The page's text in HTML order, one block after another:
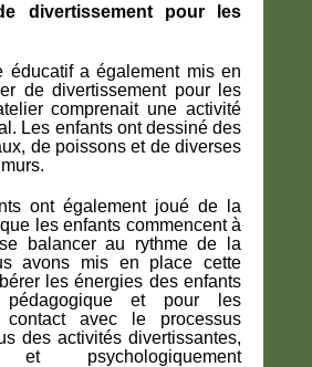
divertissement pour les
éducatif a également mis en
de divertissement pour les
comprenait une activité
Les enfants ont dessiné des
de poissons et de diverses
ont également joué de la
les enfants commencent à
balancer au rythme de la
avons mis en place cette
les énergies des enfants
et pour les
contact avec le processus
des activités divertissantes,
et psychologiquement